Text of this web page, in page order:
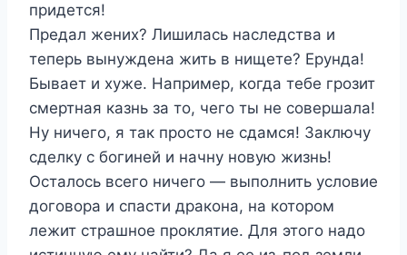
придется!
Предал жених? Лишилась наследства и
теперь вынуждена жить в нищете? Ерунда!
Бывает и хуже. Например, когда тебе грозит
смертная казнь за то, чего ты не совершала!
Ну ничего, я так просто не сдамся! Заключу
сделку с богиней и начну новую жизнь!
Осталось всего ничего — выполнить условие
договора и спасти дракона, на котором
лежит страшное проклятие. Для этого надо